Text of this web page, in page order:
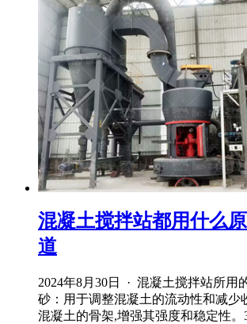
混凝土搅拌站都用什么
道
2024年8月30日 · 混凝土搅拌站所用
砂：用于调整混凝土的流动性和减少
混凝土的骨架,增强其强度和稳定性。